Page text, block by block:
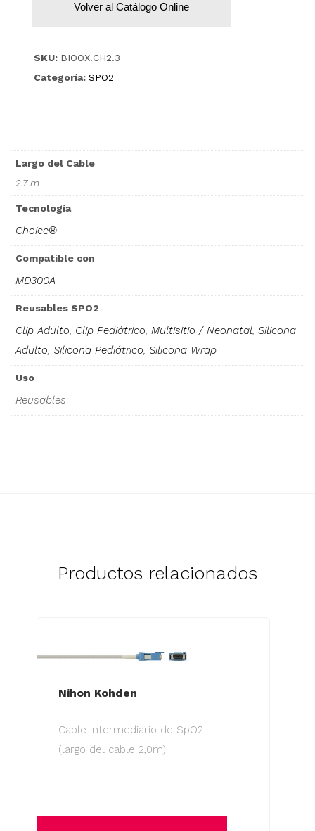
Volver al Catálogo Online
SKU: BIOOX.CH2.3
Categoría: SPO2
Largo del Cable
2.7 m
Tecnología
Choice®
Compatible con
MD300A
Reusables SPO2
Clip Adulto, Clip Pediátrico, Multisitio / Neonatal, Silicona
Adulto, Silicona Pediátrico, Silicona Wrap
Uso
Reusables
Productos relacionados
Nihon Kohden
Cable Intermediario de SpO2
(largo del cable 2,0m).